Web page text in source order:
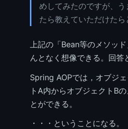
めしてみたのですが、
たら教えていただけたら
上記の「Bean等のメソッ
んとなく想像できる。回答
Spring AOPでは，オブジ
トA内からオブジェクトB
とができる。
・・・ということになる。